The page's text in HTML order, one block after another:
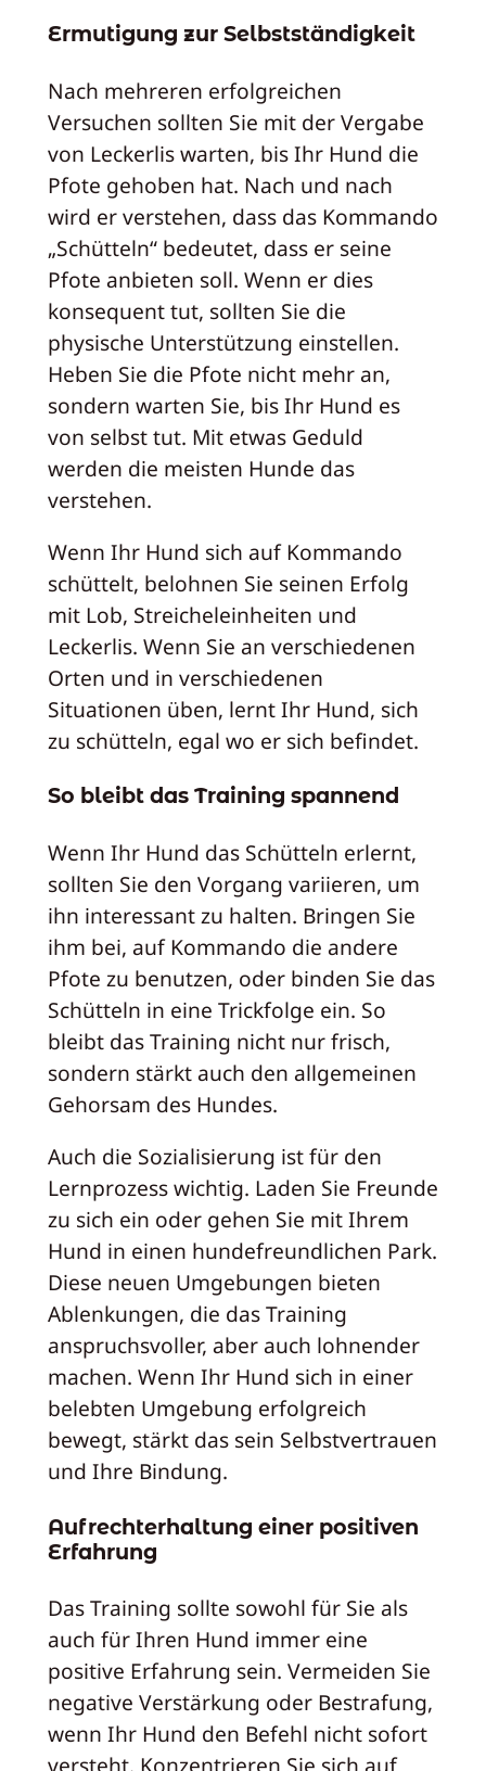
Ermutigung zur Selbstständigkeit
Nach mehreren erfolgreichen
Versuchen sollten Sie mit der Vergabe
von Leckerlis warten, bis Ihr Hund die
Pfote gehoben hat. Nach und nach
wird er verstehen, dass das Kommando
„Schütteln“ bedeutet, dass er seine
Pfote anbieten soll. Wenn er dies
konsequent tut, sollten Sie die
physische Unterstützung einstellen.
Heben Sie die Pfote nicht mehr an,
sondern warten Sie, bis Ihr Hund es
von selbst tut. Mit etwas Geduld
werden die meisten Hunde das
verstehen.
Wenn Ihr Hund sich auf Kommando
schüttelt, belohnen Sie seinen Erfolg
mit Lob, Streicheleinheiten und
Leckerlis. Wenn Sie an verschiedenen
Orten und in verschiedenen
Situationen üben, lernt Ihr Hund, sich
zu schütteln, egal wo er sich befindet.
So bleibt das Training spannend
Wenn Ihr Hund das Schütteln erlernt,
sollten Sie den Vorgang variieren, um
ihn interessant zu halten. Bringen Sie
ihm bei, auf Kommando die andere
Pfote zu benutzen, oder binden Sie das
Schütteln in eine Trickfolge ein. So
bleibt das Training nicht nur frisch,
sondern stärkt auch den allgemeinen
Gehorsam des Hundes.
Auch die Sozialisierung ist für den
Lernprozess wichtig. Laden Sie Freunde
zu sich ein oder gehen Sie mit Ihrem
Hund in einen hundefreundlichen Park.
Diese neuen Umgebungen bieten
Ablenkungen, die das Training
anspruchsvoller, aber auch lohnender
machen. Wenn Ihr Hund sich in einer
belebten Umgebung erfolgreich
bewegt, stärkt das sein Selbstvertrauen
und Ihre Bindung.
Aufrechterhaltung einer positiven
Erfahrung
Das Training sollte sowohl für Sie als
auch für Ihren Hund immer eine
positive Erfahrung sein. Vermeiden Sie
negative Verstärkung oder Bestrafung,
wenn Ihr Hund den Befehl nicht sofort
versteht. Konzentrieren Sie sich auf